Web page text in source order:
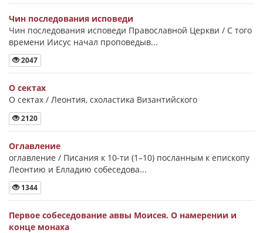
Чин последования исповеди
Чин последования исповеди Православной Церкви / С того
времени Иисус начал проповедыв...
2047
О сектах
О сектах / Леонтия, схоластика Византийского
2120
Оглавление
оглавление / Писания к 10-ти (1–10) посланным к епископу
Леонтию и Елладию собеседова...
1344
Первое собеседование аввы Моисея. О намерении и
конце монаха